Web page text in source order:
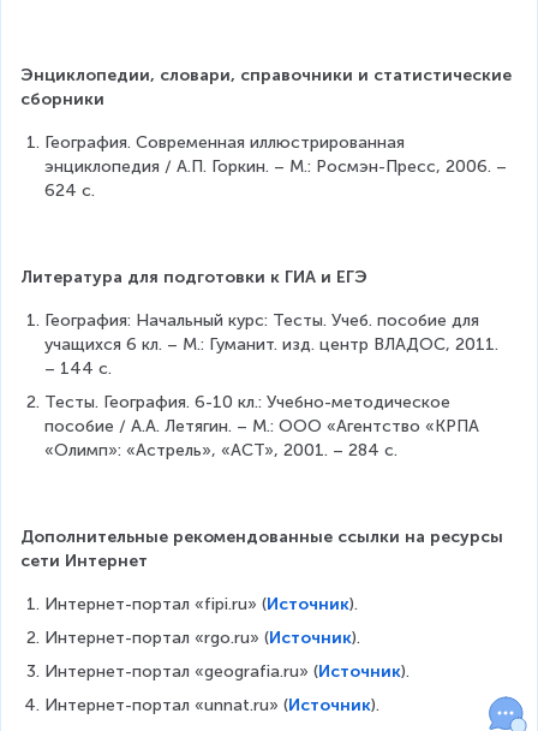
Энциклопедии, словари, справочники и статистические
сборники
География. Современная иллюстрированная
энциклопедия / А.П. Горкин. – М.: Росмэн-Пресс, 2006. –
624 с.
Литература для подготовки к ГИА и ЕГЭ
География: Начальный курс: Тесты. Учеб. пособие для
учащихся 6 кл. – М.: Гуманит. изд. центр ВЛАДОС, 2011.
– 144 с.
Тесты. География. 6-10 кл.: Учебно-методическое
пособие / А.А. Летягин. – М.: ООО «Агентство «КРПА
«Олимп»: «Астрель», «АСТ», 2001. – 284 с.
Дополнительные рекомендованные ссылки на ресурсы
сети Интернет
Интернет-портал «fipi.ru»‎ (Источник).
Интернет-портал «rgo.ru»‎ (Источник).
Интернет-портал «geografia.ru»‎ (Источник).
Интернет-портал «unnat.ru»‎ (Источник).